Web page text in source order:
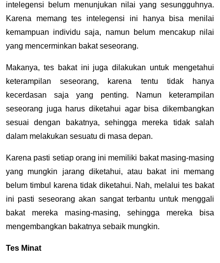
intelegensi belum menunjukan nilai yang sesungguhnya.
Karena memang tes intelegensi ini hanya bisa menilai
kemampuan individu saja, namun belum mencakup nilai
yang mencerminkan bakat seseorang.
Makanya, tes bakat ini juga dilakukan untuk mengetahui
keterampilan seseorang, karena tentu tidak hanya
kecerdasan saja yang penting. Namun keterampilan
seseorang juga harus diketahui agar bisa dikembangkan
sesuai dengan bakatnya, sehingga mereka tidak salah
dalam melakukan sesuatu di masa depan.
Karena pasti setiap orang ini memiliki bakat masing-masing
yang mungkin jarang diketahui, atau bakat ini memang
belum timbul karena tidak diketahui. Nah, melalui tes bakat
ini pasti seseorang akan sangat terbantu untuk menggali
bakat mereka masing-masing, sehingga mereka bisa
mengembangkan bakatnya sebaik mungkin.
Tes Minat